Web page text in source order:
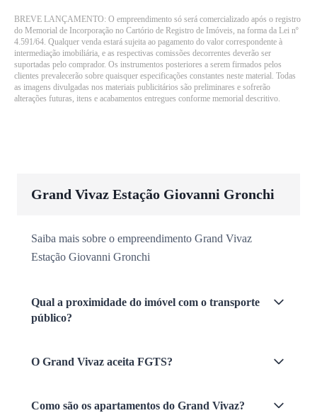
BREVE LANÇAMENTO: O empreendimento só será comercializado após o registro
do Memorial de Incorporação no Cartório de Registro de Imóveis, na forma da Lei nº
4.591/64. Qualquer venda estará sujeita ao pagamento do valor correspondente à
intermediação imobiliária, e as respectivas comissões decorrentes deverão ser
suportadas pelo comprador. Os instrumentos posteriores a serem firmados pelos
clientes prevalecerão sobre quaisquer especificações constantes neste material. Todas
as imagens divulgadas nos materiais publicitários são preliminares e sofrerão
alterações futuras, itens e acabamentos entregues conforme memorial descritivo.
Grand Vivaz Estação Giovanni Gronchi
Saiba mais sobre o empreendimento Grand Vivaz
Estação Giovanni Gronchi
Qual a proximidade do imóvel com o transporte
público?
O Grand Vivaz aceita FGTS?
Como são os apartamentos do Grand Vivaz?